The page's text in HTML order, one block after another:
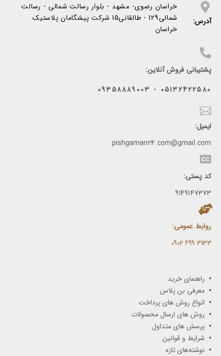
آدرس:
خراسان رضوی- مشهد - بلوار رسالت شمالی - رسالت
شمالی129 - طالقانی15 شرکت پیشگامان پلاستیک
خراسان
پشتیبانی فروش آنلاین:
05132422580 - 09358889003
ایمیل:
pishgaman24.com@gmail.com
کد پستی:
9149147373
روابط عمومی:
3133 699 0902​
راهنمای خرید
معرفی بن پلاس
انواع روش های پرداخت
روش های ارسال محصولات
پرسش های متداول
شرایط و قوانین
نوشته‌های تازه